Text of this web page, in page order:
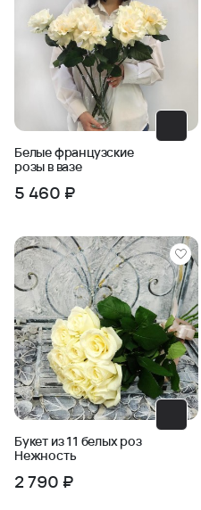
Белые французские
розы в вазе
5 460 ₽
Букет из 11 белых роз
Нежность
2 790 ₽